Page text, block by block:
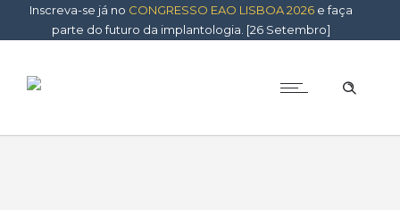
Inscreva-se já no CONGRESSO EAO LISBOA 2026 e faça
parte do futuro da implantologia. [26 Setembro]